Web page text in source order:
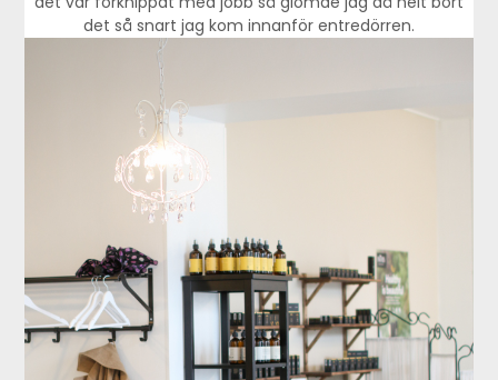
det så snart jag kom innanför entredörren.